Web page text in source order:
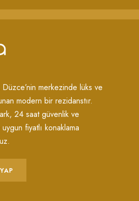
Düzce’nin merkezinde lüks ve
modern bir rezidanstır.
24 saat güvenlik ve
fiyatlı konaklama